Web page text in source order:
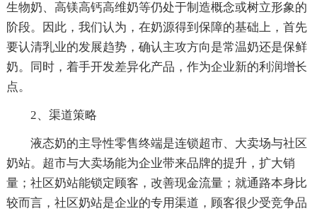
生物奶、高镁高钙高维奶等仍处于制造概念或树立形象的
阶段。因此，我们认为，在奶源得到保障的基础上，首先
要认清乳业的发展趋势，确认主攻方向是常温奶还是保鲜
奶。同时，着手开发差异化产品，作为企业新的利润增长
点。
2、渠道策略
液态奶的主导性零售终端是连锁超市、大卖场与社区
奶站。超市与大卖场能为企业带来品牌的提升，扩大销
量；社区奶站能锁定顾客，改善现金流量；就通路本身比
较而言，社区奶站是企业的专用渠道，顾客很少受竞争品